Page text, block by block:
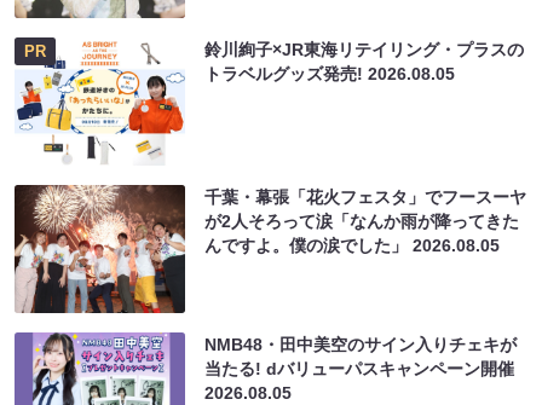
PR
鈴川絢子×JR東海リテイリング・プラスの
トラベルグッズ発売!2026.08.05
千葉・幕張「花火フェスタ」でフースーヤ
が2人そろって涙「なんか雨が降ってきた
んですよ。僕の涙でした」2026.08.05
NMB48・田中美空のサイン入りチェキが
当たる! dバリューパスキャンペーン開催
2026.08.05